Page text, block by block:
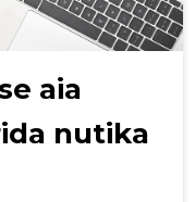
aia
nutika